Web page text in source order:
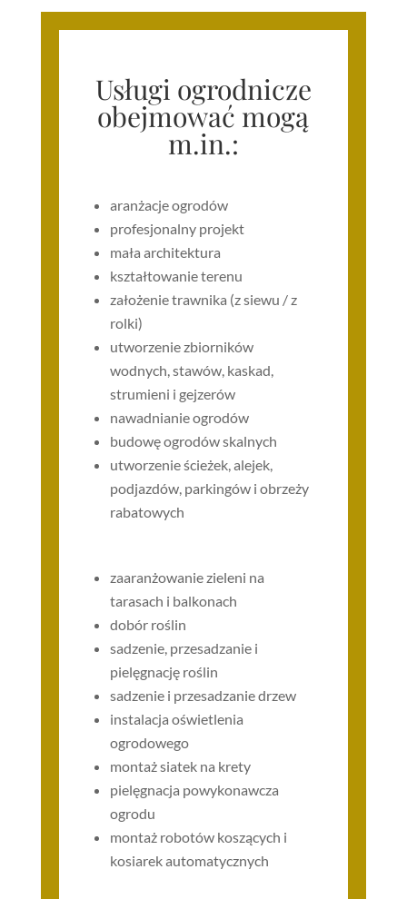
Usługi ogrodnicze
obejmować mogą
m.in.:
aranżacje ogrodów
profesjonalny projekt
mała architektura
kształtowanie terenu
założenie trawnika (z siewu / z
rolki)
utworzenie zbiorników
wodnych, stawów, kaskad,
strumieni i gejzerów
nawadnianie ogrodów
budowę ogrodów skalnych
utworzenie ścieżek, alejek,
podjazdów, parkingów i obrzeży
rabatowych
zaaranżowanie zieleni na
tarasach i balkonach
dobór roślin
sadzenie, przesadzanie i
pielęgnację roślin
sadzenie i przesadzanie drzew
instalacja oświetlenia
ogrodowego
montaż siatek na krety
pielęgnacja powykonawcza
ogrodu
montaż robotów koszących i
kosiarek automatycznych